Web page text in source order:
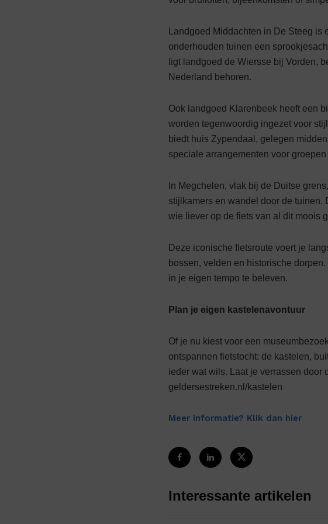
Landgoed Middachten in De Steeg
onder­houden tuinen een
ligt landgoed de Wiersse bij Vorden,
Nederland behoren.
Ook landgoed Klarenbeek heeft een
worden tegenwoordig ingezet voor
biedt huis Zypendaal, gelegen
speciale arran­gementen voor
In Megchelen, vlak bij de Duitse
stijlkamers en wandel door de tuinen.
wie liever op de fiets van al dit moois
Deze iconische fietsroute voert je
bossen, velden en historische
in je eigen tempo te beleven.
Plan je eigen kastelenavontuur
Of je nu kiest voor een
ontspannen fietstocht: de kastelen,
ieder wat wils. Laat je verrassen door
geldersestreken.nl/kastelen
Meer informatie? Klik dan hier
Interessante artikelen